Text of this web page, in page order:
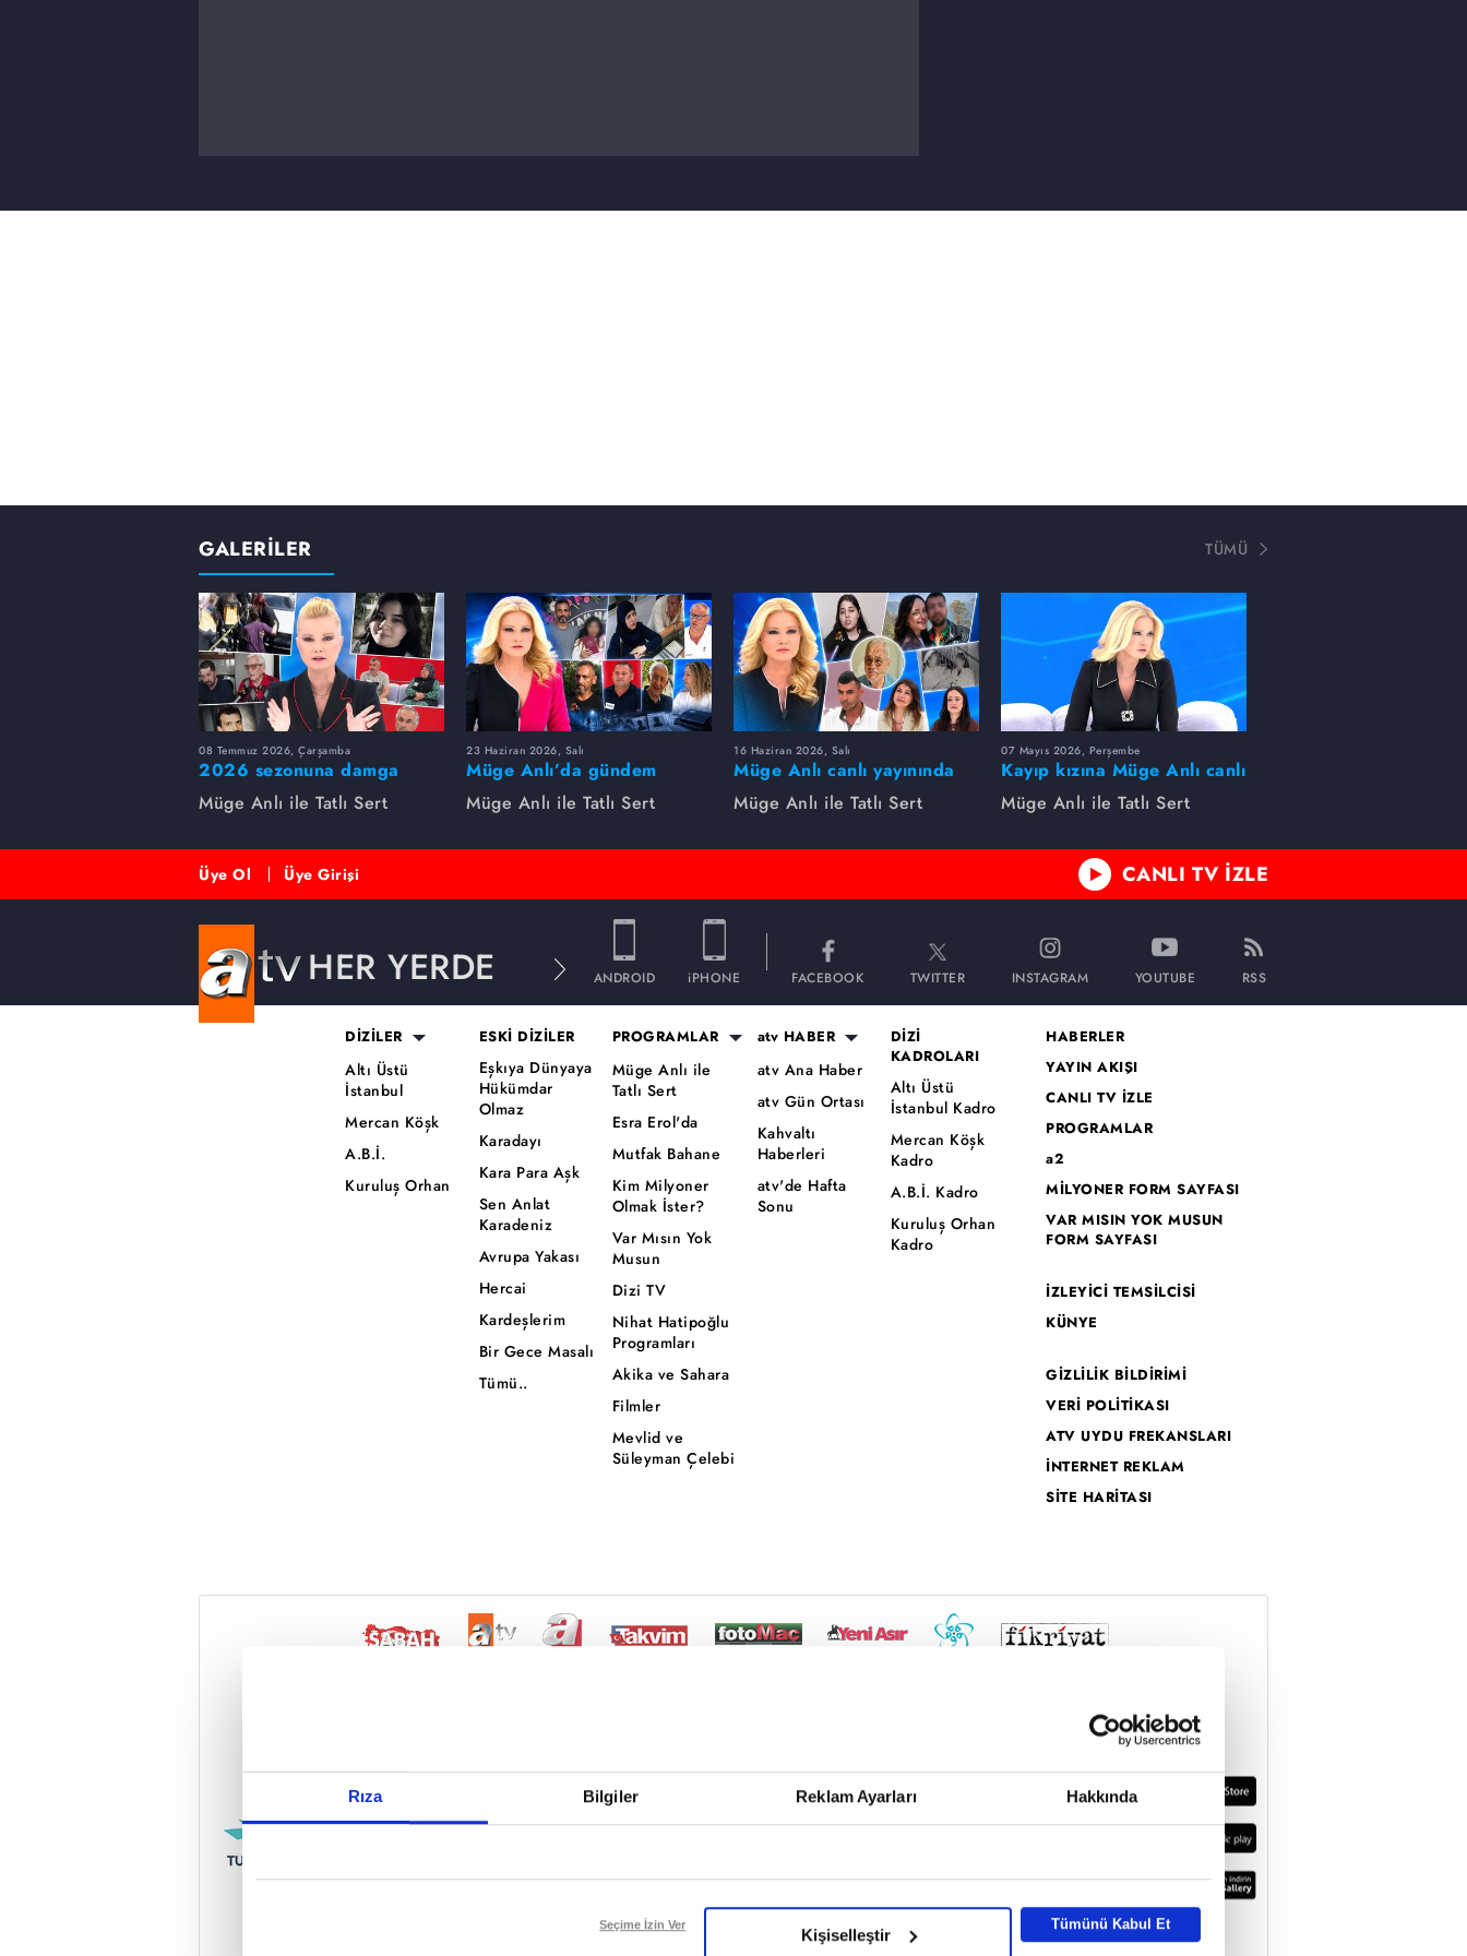
Rıza Bilgiler Reklam Ayarları Hakkında
Reddet
Seçime İzin Ver
Kişiselleştir
Tümünü Kabul Et
GALERİLER TÜMÜ
08 Temmuz 2026, Çarşamba
2026 sezonuna damga
vuran 5 Müge Anlı
dosyası...
Müge Anlı ile Tatlı Sert
23 Haziran 2026, Salı
Müge Anlı’da gündem
sarsıldı! Kayıp dosyaları ve
aile ihanetleri herkesi şoke
Müge Anlı ile Tatlı Sert
16 Haziran 2026, Salı
Müge Anlı canlı yayınında
dikkat çeken gelişmeler
yaşandı. Kayıp,
Müge Anlı ile Tatlı Sert
07 Mayıs 2026, Perşembe
Kayıp kızına Müge Anlı canlı
yayında kavuştu
Müge Anlı ile Tatlı Sert
Üye Ol Üye Girişi CANLI TV İZLE
HER YERDE ANDROID iPHONE FACEBOOK TWITTER INSTAGRAM YOUTUBE RSS
DİZİLER
Altı Üstü
İstanbul
Mercan Köşk
A.B.İ.
Kuruluş Orhan
ESKİ DİZİLER
Eşkıya Dünyaya
Hükümdar
Olmaz
Karadayı
Kara Para Aşk
Sen Anlat
Karadeniz
Avrupa Yakası
Hercai
Kardeşlerim
Bir Gece Masalı
Tümü..
PROGRAMLAR
Müge Anlı ile
Tatlı Sert
Esra Erol'da
Mutfak Bahane
Kim Milyoner
Olmak İster?
Var Mısın Yok
Musun
Dizi TV
Nihat Hatipoğlu
Programları
Akika ve Sahara
Filmler
Mevlid ve
Süleyman Çelebi
atv HABER
atv Ana Haber
atv Gün Ortası
Kahvaltı
Haberleri
atv'de Hafta
Sonu
DİZİ
KADROLARI
Altı Üstü
İstanbul Kadro
Mercan Köşk
Kadro
A.B.İ. Kadro
Kuruluş Orhan
Kadro
HABERLER
YAYIN AKIŞI
CANLI TV İZLE
PROGRAMLAR
a2
MİLYONER FORM SAYFASI
VAR MISIN YOK MUSUN
FORM SAYFASI
İZLEYİCİ TEMSİLCİSİ
KÜNYE
GİZLİLİK BİLDİRİMİ
VERİ POLİTİKASI
ATV UYDU FREKANSLARI
İNTERNET REKLAM
SİTE HARİTASI